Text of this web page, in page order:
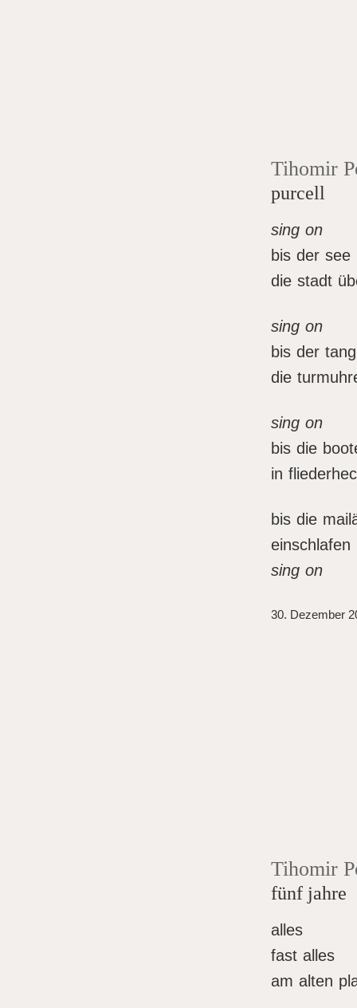
Tihomir
purcell
sing on
bis der see
die stadt
sing on
bis der tang
die
sing on
bis die
in
bis die
einschlafen
sing on
30. Dezember
Tihomir
fünf jahre
alles
fast alles
am alten